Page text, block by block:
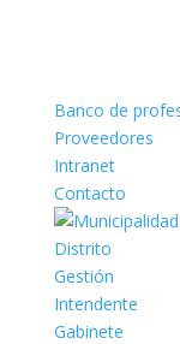
Banco de
Proveedores
Intranet
Contacto
Distrito
Gestión
Intendente
Gabinete